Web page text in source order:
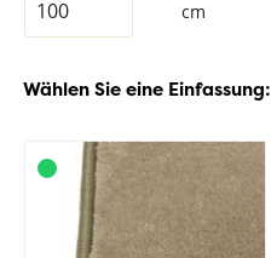
cm
Wählen Sie eine Einfassung: